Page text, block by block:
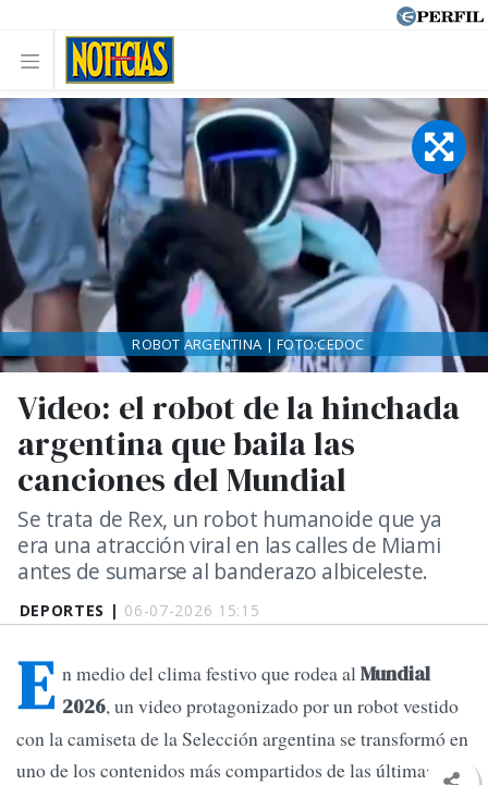
DEPORTES | 06-07-2026 15:15
Video: el robot de la hinchada
argentina que baila las
canciones del Mundial
Se trata de Rex, un robot humanoide que ya
era una atracción viral en las calles de Miami
antes de sumarse al banderazo albiceleste.
ROBOT ARGENTINA | FOTO:CEDOC
E n medio del clima festivo que rodea alMundial
2026, un video protagonizado por un robot vestido
con la camiseta de la Selección argentina se transformó en
uno de los contenidos más compartidos de las últimas